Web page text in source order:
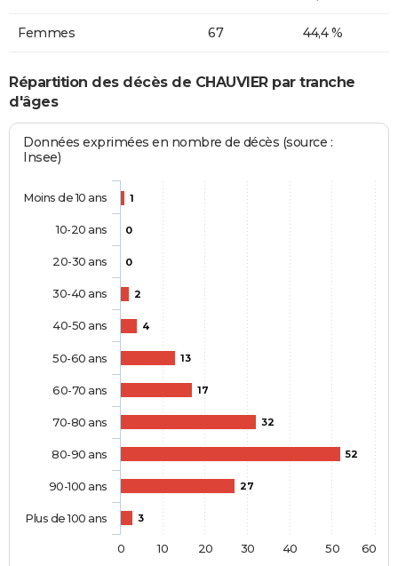
Femmes 67 44,4 %
Répartition des décès de CHAUVIER par tranche
d'âges
Données exprimées en nombre de décès (source :
Insee)
1
0
0
2
4
13
17
32
52
27
3
Moins de 10 ans
10-20 ans
20-30 ans
30-40 ans
40-50 ans
50-60 ans
60-70 ans
70-80 ans
80-90 ans
90-100 ans
Plus de 100 ans
0 10 20 30 40 50 60